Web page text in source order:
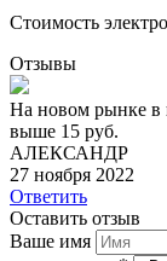
Стоимость
Отзывы
На новом рынке в
выше 15 руб.
АЛЕКСАНДР
27 ноября 2022
Ответить
Оставить отзыв
Ваше имя